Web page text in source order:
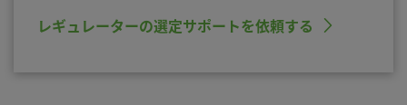
レギュレーターの選定サポートを依頼する